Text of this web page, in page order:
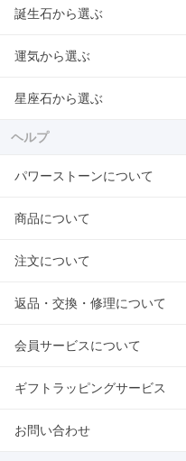
誕生石から選ぶ
運気から選ぶ
星座石から選ぶ
ヘルプ
パワーストーンについて
商品について
注文について
返品・交換・修理について
会員サービスについて
ギフトラッピングサービス
お問い合わせ